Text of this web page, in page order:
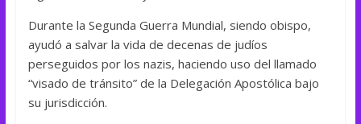
Durante la Segunda Guerra Mundial, siendo obispo,
ayudó a salvar la vida de decenas de judíos
perseguidos por los nazis, haciendo uso del llamado
“visado de tránsito” de la Delegación Apostólica bajo
su jurisdicción.